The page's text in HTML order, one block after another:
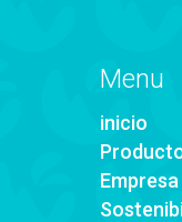
Menu
inicio
Empresa